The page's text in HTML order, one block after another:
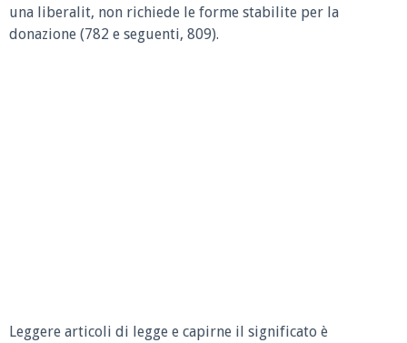
una liberalit, non richiede le forme stabilite per la
donazione (782 e seguenti, 809).
Leggere articoli di legge e capirne il significato è